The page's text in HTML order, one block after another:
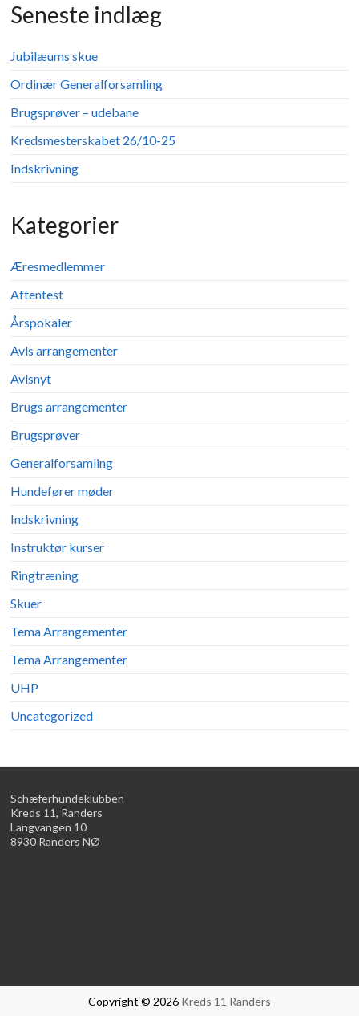
Seneste indlæg
Jubilæums skue
Ordinær Generalforsamling
Brugsprøver – udebane
Kredsmesterskabet 26/10-25
Indskrivning
Kategorier
Æresmedlemmer
Aftentest
Årspokaler
Avls arrangementer
Avlsnyt
Brugs arrangementer
Brugsprøver
Generalforsamling
Hundefører møder
Indskrivning
Instruktør kurser
Ringtræning
Skuer
Tema Arrangementer
Tema Arrangementer
UHP
Uncategorized
Schæferhundeklubben
Kreds 11, Randers
Langvangen 10
8930 Randers NØ
Copyright © 2026 Kreds 11 Randers